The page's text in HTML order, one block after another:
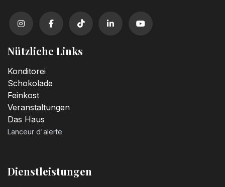
Nützliche Links
Konditorei
Schokolade
Feinkost
Veranstaltungen
Das Haus
Lanceur d'alerte
Dienstleistungen